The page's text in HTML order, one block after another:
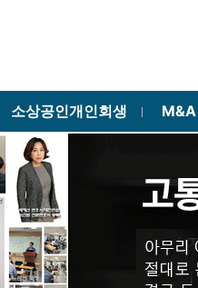
소상공인개인회생 ㅣ M&A